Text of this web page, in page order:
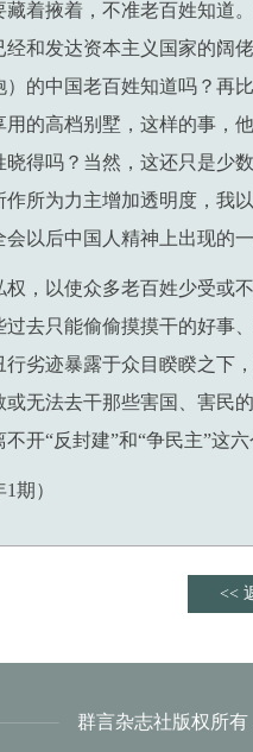
着掖着，不准老百姓知道
和发达资本主义国家的阔
的中国老百姓知道吗？再
的高档别墅，这样的事，
得吗？当然，这还只是少
作所为力主增加透明度，我
以后中国人精神上出现的
，以使众多老百姓少受或
去只能偷偷摸摸干的好事
行劣迹暴露于众目睽睽之下
无法去干那些害国、害民
开“反封建”和“争民主”这六
期）
<<
群言杂志社版权所